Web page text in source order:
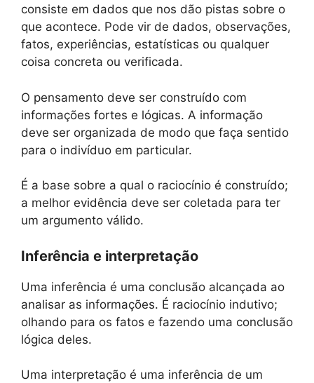
consiste em dados que nos dão pistas sobre o
que acontece. Pode vir de dados, observações,
fatos, experiências, estatísticas ou qualquer
coisa concreta ou verificada.
O pensamento deve ser construído com
informações fortes e lógicas. A informação
deve ser organizada de modo que faça sentido
para o indivíduo em particular.
É a base sobre a qual o raciocínio é construído;
a melhor evidência deve ser coletada para ter
um argumento válido.
Inferência e interpretação
Uma inferência é uma conclusão alcançada ao
analisar as informações. É raciocínio indutivo;
olhando para os fatos e fazendo uma conclusão
lógica deles.
Uma interpretação é uma inferência de um